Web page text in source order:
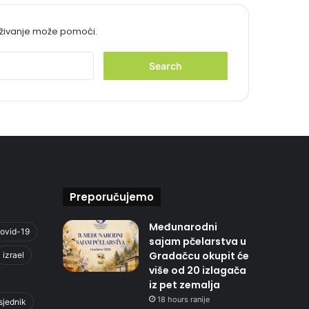
može pomoći.
r
19
izrael
Preporučujemo
Međunarodni
sajam pčelarstva u
Gradačcu okupit će
više od 20 izlagača
iz pet zemalja
18 hours ranije